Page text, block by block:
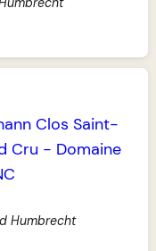
Clos Saint-
Cru - Domaine
Humbrecht